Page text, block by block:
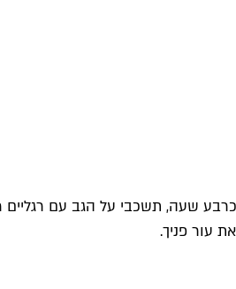
שעה, תשכבי על הגב עם
עור פניך.